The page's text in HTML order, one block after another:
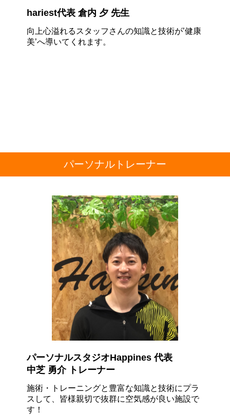
hariest代表 倉内 夕 先生
向上心溢れるスタッフさんの知識と技術が’健康
美’へ導いてくれます。
パーソナルトレーナー
パーソナルスタジオHappines 代表
中芝 勇介 トレーナー
施術・トレーニングと豊富な知識と技術にプラ
スして、皆様親切で抜群に空気感が良い施設で
す！